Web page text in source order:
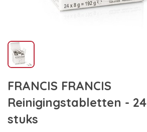
FRANCIS FRANCIS
Reinigingstabletten - 24
stuks